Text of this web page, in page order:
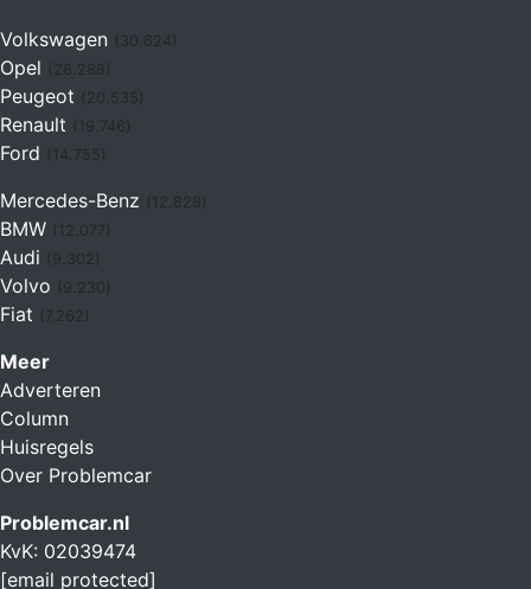
Volkswagen (30.624)
Opel
Peugeot
Renault (19.746)
Ford (14.755)
Mercedes-Benz
BMW
Audi
Volvo
Fiat (7.262)
Meer
Adverteren
Column
Huisregels
Over Problemcar
Problemcar.nl
KvK: 02039474
[email protected]